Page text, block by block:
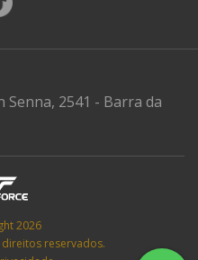
Senna, 2541 - Barra da
2026
reservados.